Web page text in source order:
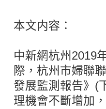
本文内容：
中新網杭州2019
際，杭州市婦聯
發展監測報告》(
理機會不斷增加